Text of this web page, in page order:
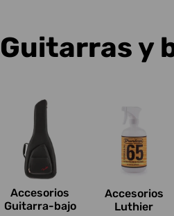
C
c
Guitarras y
Accesorios
Guitarra-bajo
Accesorios
Luthier